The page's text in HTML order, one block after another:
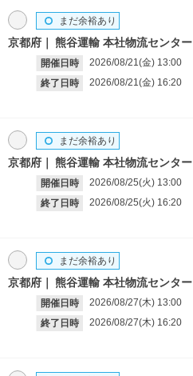
京都府 熊谷運輸 本社物流センター
開催日時 2026/08/21(金) 13:00
終了日時
2026/08/21(金) 16:20
まだ余裕あり
京都府 熊谷運輸 本社物流センター
開催日時 2026/08/25(火) 13:00
終了日時
2026/08/25(火) 16:20
まだ余裕あり
京都府 熊谷運輸 本社物流センター
開催日時 2026/08/27(木) 13:00
終了日時
2026/08/27(木) 16:20
まだ余裕あり